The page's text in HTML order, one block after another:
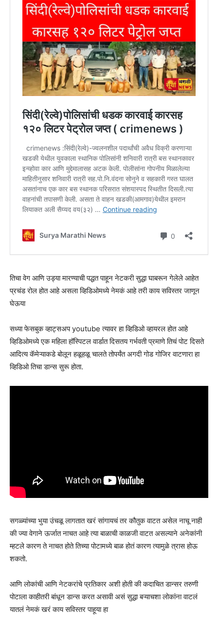
तिचा वेग आणि उड्या मारण्याची पद्धत पाहून नेटकरी सुद्धा घाबरून गेलेले आहेत
प्रचंड रोल होत आहे असला व्हिडिओमध्ये नेमकं आहे तरी काय सविस्तर जाणून
घेऊया
सध्या फेसबुक व्हाट्सअप youtube त्यावर हा व्हिडिओ व्हायरल होत आहे
व्हिडिओमध्ये एक महिला हॉस्पिटल वार्डात दिसतय गर्भवती प्रमाणे तिचं पोट दिसते
आदित्य कॅमेऱ्याकडे बोलून हळूहळू चालते तोपर्यंत अगदी गोड गोजिर वाटणारा हा
व्हिडिओ तिचा डान्स सुरू होता.
सगळ्यांच्या भुया उंचळू लागतात खरं सांगायचं तर कौतुक वाटत असेल नाचू नाही
की ज्या वेगाने ऊर्जात नाचत आहे त्या बाळाची काळजी वाटत असल्याने अनेकांनी
म्हटले कारण ते नाचत होते तिच्या पोटामध्ये बाळ होतं कारण त्यामुळे त्रास होऊ
शकतो.
आणि लोकांची आणि नेटकरांचे प्रतिकार अशी होती की कदाचित डान्सर तरुणी
पोटाला काहीतरी बांधून डान्स करत असावी असं सुद्धा बऱ्याचशा लोकांना वाटलं
यातलं नेमकं खरं काय सविस्तर पाहूया हा